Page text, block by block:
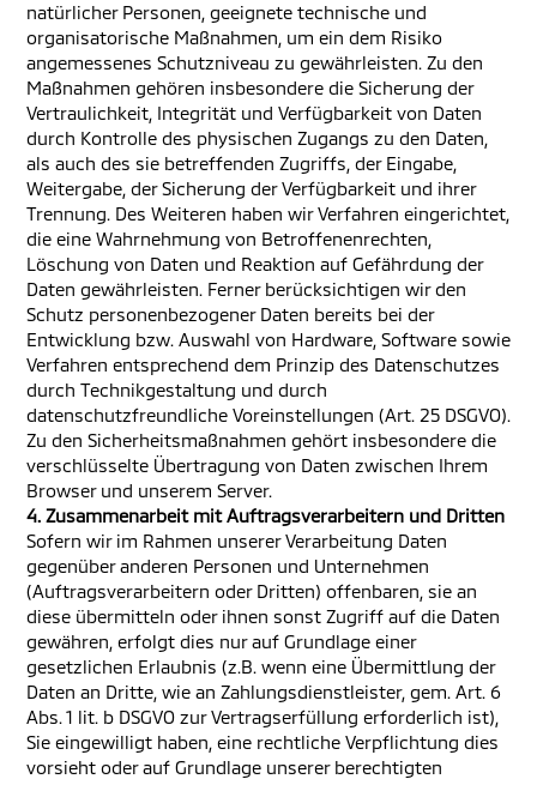
natürlicher Personen, geeignete technische und
organisatorische Maßnahmen, um ein dem Risiko
angemessenes Schutzniveau zu gewährleisten. Zu den
Maßnahmen gehören insbesondere die Sicherung der
Vertraulichkeit, Integrität und Verfügbarkeit von Daten
durch Kontrolle des physischen Zugangs zu den Daten,
als auch des sie betreffenden Zugriffs, der Eingabe,
Weitergabe, der Sicherung der Verfügbarkeit und ihrer
Trennung. Des Weiteren haben wir Verfahren eingerichtet,
die eine Wahrnehmung von Betroffenenrechten,
Löschung von Daten und Reaktion auf Gefährdung der
Daten gewährleisten. Ferner berücksichtigen wir den
Schutz personenbezogener Daten bereits bei der
Entwicklung bzw. Auswahl von Hardware, Software sowie
Verfahren entsprechend dem Prinzip des Datenschutzes
durch Technikgestaltung und durch
datenschutzfreundliche Voreinstellungen (Art. 25 DSGVO).
Zu den Sicherheitsmaßnahmen gehört insbesondere die
verschlüsselte Übertragung von Daten zwischen Ihrem
Browser und unserem Server.
4. Zusammenarbeit mit Auftragsverarbeitern und Dritten
Sofern wir im Rahmen unserer Verarbeitung Daten
gegenüber anderen Personen und Unternehmen
(Auftragsverarbeitern oder Dritten) offenbaren, sie an
diese übermitteln oder ihnen sonst Zugriff auf die Daten
gewähren, erfolgt dies nur auf Grundlage einer
gesetzlichen Erlaubnis (z.B. wenn eine Übermittlung der
Daten an Dritte, wie an Zahlungsdienstleister, gem. Art. 6
Abs. 1 lit. b DSGVO zur Vertragserfüllung erforderlich ist),
Sie eingewilligt haben, eine rechtliche Verpflichtung dies
vorsieht oder auf Grundlage unserer berechtigten